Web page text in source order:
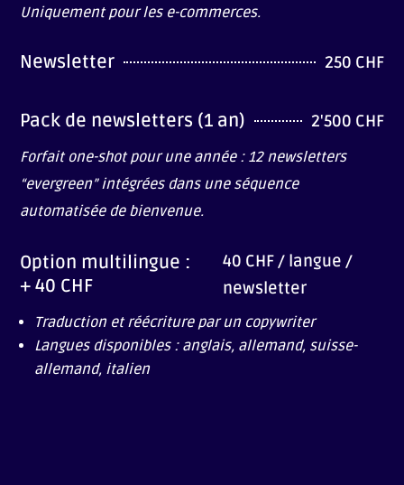
Uniquement pour les e-commerces.
Newsletter 250 CHF
Pack de newsletters (1 an) 2'500 CHF
Forfait one-shot pour une année : 12 newsletters
“evergreen” intégrées dans une séquence
automatisée de bienvenue.
Option multilingue :
+ 40 CHF
40 CHF / langue /
newsletter
Traduction et réécriture par un copywriter
Langues disponibles : anglais, allemand, suisse-
allemand, italien